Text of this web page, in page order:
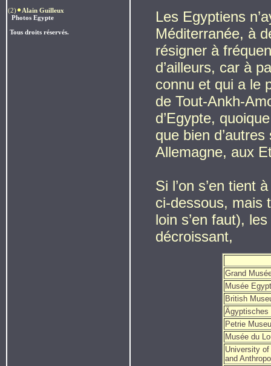
(2)
Alain Guilleux
Photos Egypte
Tous droits réservés.
Les Egyptiens
Méditerranée, à
résigner à
d’ailleurs, car à
connu et qui a le
de Tout-Ankh-
d’Egypte,
que bien
Allemagne, aux
Si l’on s’en tient
ci-dessous, mais
loin s’en faut),
décroissant,
Grand
Musée
British
Ägyptisches
Petrie
Musée du
University
and